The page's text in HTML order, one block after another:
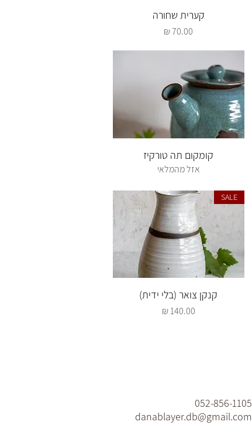
תצוגה מהירה
קערית שחורה
מחיר
תצוגה מהירה
קומקום תה טורקיז
אזל מהמלאי
תצוגה מהירה
SALE
קנקן צואר (בלי ידית)
מחיר
052-856-1105
danablayer.db@gmail.com